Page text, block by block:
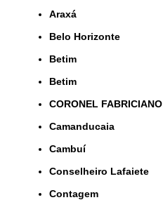
Araxá
Belo Horizonte
Betim
Betim
CORONEL FABRICIANO
Camanducaia
Cambuí
Conselheiro Lafaiete
Contagem